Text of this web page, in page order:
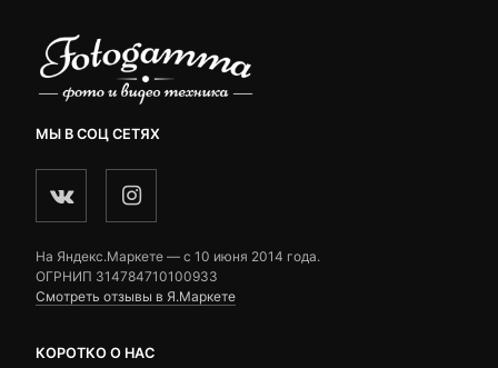
МЫ В СОЦ СЕТЯХ
На Яндекс.Маркете — c 10 июня 2014 года.
ОГРНИП 314784710100933
Смотреть отзывы в Я.Маркете
КОРОТКО О НАС